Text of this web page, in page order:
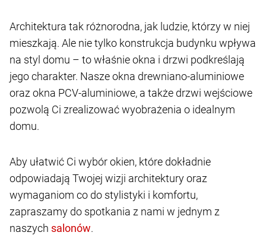
Architektura tak różnorodna, jak ludzie, którzy w niej
mieszkają. Ale nie tylko konstrukcja budynku wpływa
na styl domu – to właśnie okna i drzwi podkreślają
jego charakter. Nasze okna drewniano-aluminiowe
oraz okna PCV-aluminiowe, a także drzwi wejściowe
pozwolą Ci zrealizować wyobrażenia o idealnym
domu.
Aby ułatwić Ci wybór okien, które dokładnie
odpowiadają Twojej wizji architektury oraz
wymaganiom co do stylistyki i komfortu,
zapraszamy do spotkania z nami w jednym z
naszych
.